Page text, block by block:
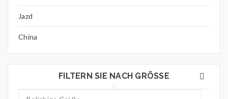
Jazd
China
FILTERN SIE NACH GRÖSSE